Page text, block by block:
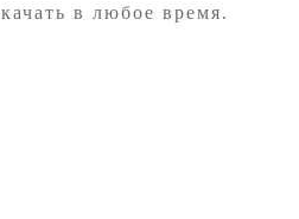
в любое время.